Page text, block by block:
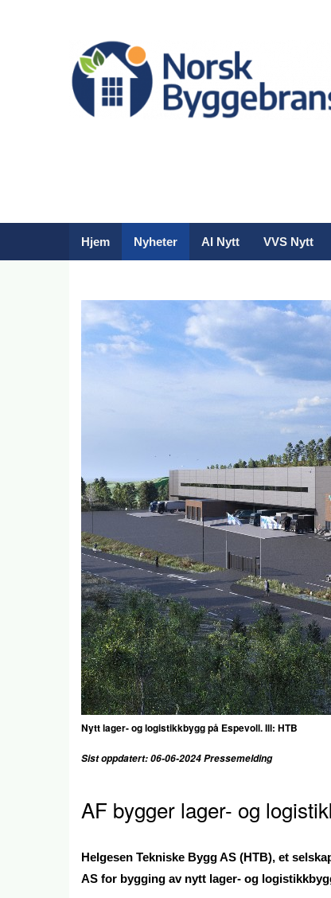
Hjem Nyheter AI Nytt VVS Nytt
Nytt lager- og logistikkbygg på Espevoll. Ill: HTB
Sist oppdatert: 06-06-2024 Pressemelding
AF bygger lager- og
Helgesen Tekniske Bygg AS (HTB), et
AS for bygging av nytt lager- og